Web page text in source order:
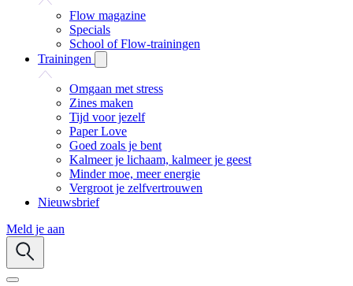
Flow magazine
Specials
School of Flow-trainingen
Trainingen
Omgaan met stress
Zines maken
Tijd voor jezelf
Paper Love
Goed zoals je bent
Kalmeer je lichaam, kalmeer je geest
Minder moe, meer energie
Vergroot je zelfvertrouwen
Nieuwsbrief
Meld je aan